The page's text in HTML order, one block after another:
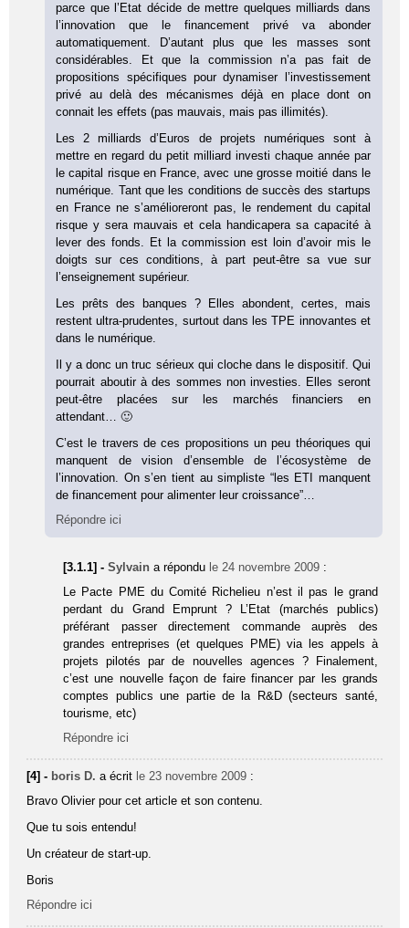
parce que l’Etat décide de mettre quelques milliards dans
l’innovation que le financement privé va abonder
automatiquement. D’autant plus que les masses sont
considérables. Et que la commission n’a pas fait de
propositions spécifiques pour dynamiser l’investissement
privé au delà des mécanismes déjà en place dont on
connait les effets (pas mauvais, mais pas illimités).
Les 2 milliards d’Euros de projets numériques sont à
mettre en regard du petit milliard investi chaque année par
le capital risque en France, avec une grosse moitié dans le
numérique. Tant que les conditions de succès des startups
en France ne s’amélioreront pas, le rendement du capital
risque y sera mauvais et cela handicapera sa capacité à
lever des fonds. Et la commission est loin d’avoir mis le
doigts sur ces conditions, à part peut-être sa vue sur
l’enseignement supérieur.
Les prêts des banques ? Elles abondent, certes, mais
restent ultra-prudentes, surtout dans les TPE innovantes et
dans le numérique.
Il y a donc un truc sérieux qui cloche dans le dispositif. Qui
pourrait aboutir à des sommes non investies. Elles seront
peut-être placées sur les marchés financiers en
attendant… 🙂
C’est le travers de ces propositions un peu théoriques qui
manquent de vision d’ensemble de l’écosystème de
l’innovation. On s’en tient au simpliste “les ETI manquent
de financement pour alimenter leur croissance”…
Répondre ici
[3.1.1] -Sylvain a répondu le 24 novembre 2009 :
Le Pacte PME du Comité Richelieu n’est il pas le grand
perdant du Grand Emprunt ? L’Etat (marchés publics)
préférant passer directement commande auprès des
grandes entreprises (et quelques PME) via les appels à
projets pilotés par de nouvelles agences ? Finalement,
c’est une nouvelle façon de faire financer par les grands
comptes publics une partie de la R&D (secteurs santé,
tourisme, etc)
Répondre ici
[4] - boris D. a écrit le 23 novembre 2009 :
Bravo Olivier pour cet article et son contenu.
Que tu sois entendu!
Un créateur de start-up.
Boris
Répondre ici